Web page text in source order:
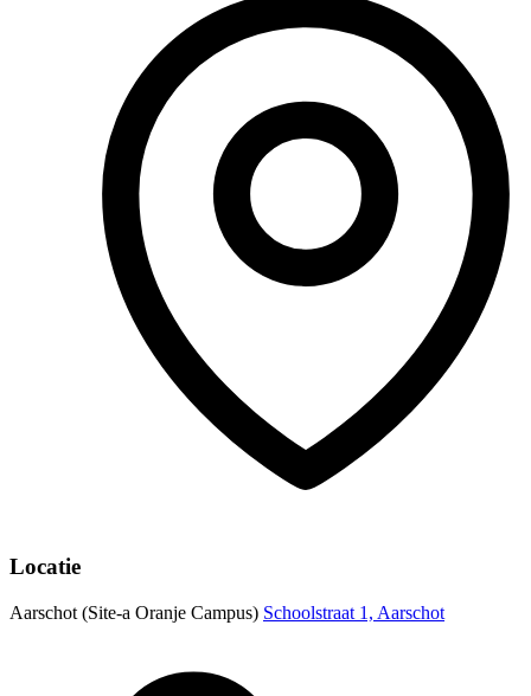
Locatie
Aarschot (Site-a Oranje Campus) Schoolstraat 1, Aarschot